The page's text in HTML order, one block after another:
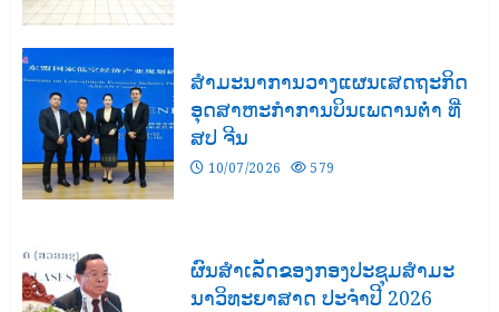
ສຳມະນາການວາງແຜນເສດຖະກິດ
ອຸດສາຫະກຳການບິນເພດານຕ່ຳ ທີ່
ສປ ຈີນ
10/07/2026 579
ຜົນສໍາເລັດຂອງກອງປະຊຸມສຳມະ
ນາວິທະຍາສາດ ປະຈຳປີ 2026